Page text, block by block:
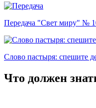
Передача "Свет миру" №
Слово пастыря: спешите
Что должен